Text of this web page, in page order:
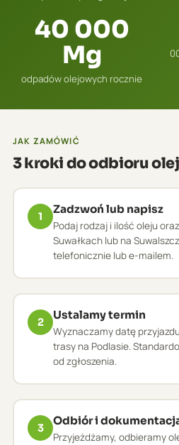
40 000
Mg
odpadów olejowych rocznie
JAK ZAMÓWIĆ
3 kroki do odbioru
1
Zadzwoń lub napisz
Podaj rodzaj i ilość oleju
Suwałkach lub na
telefonicznie lub e-mailem.
2
Ustalamy termin
Wyznaczamy datę
trasy na Podlasie.
od zgłoszenia.
3
Odbiór i
Przyjeżdżamy, odbieramy